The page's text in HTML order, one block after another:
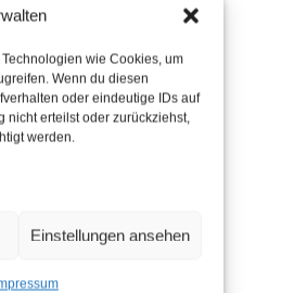
wie Cookies, um
Wenn du diesen
oder eindeutige IDs auf
nicht erteilst oder zurückziehst,
werden.
Einstellungen ansehen
& Hebenetze